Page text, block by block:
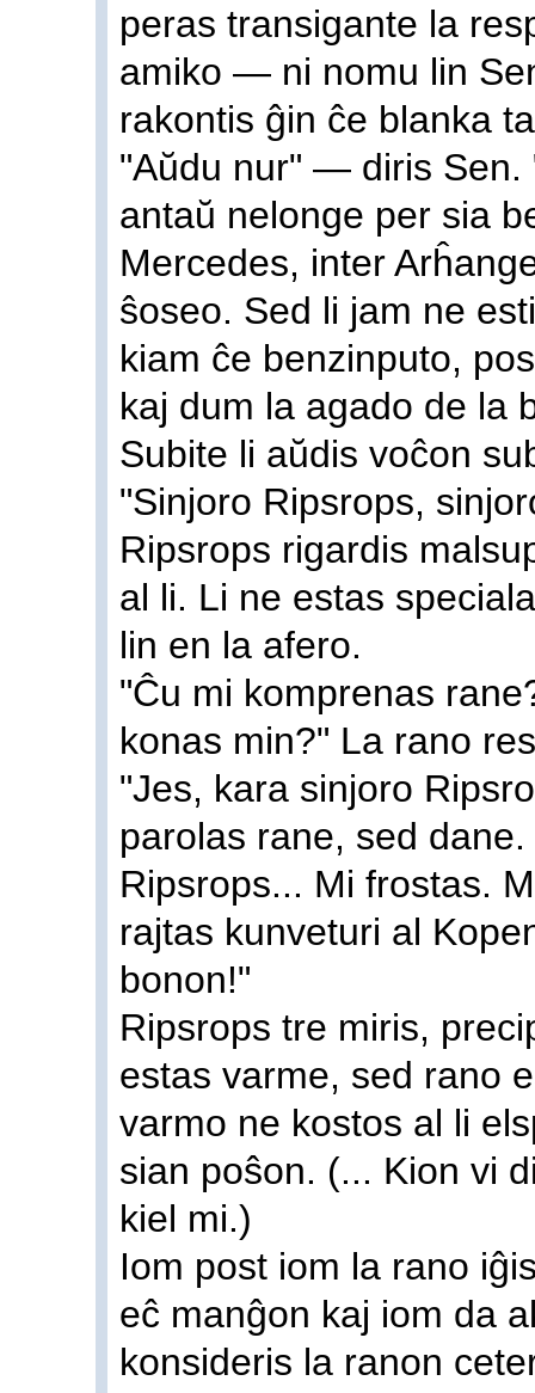
peras transigante la
amiko — ni nomu lin
rakontis ĝin ĉe blanka
"Aŭdu nur" — diris Sen.
antaŭ nelonge per sia
Mercedes, inter
ŝoseo. Sed li jam ne
kiam ĉe benzinputo,
kaj dum la agado de la
Subite li aŭdis voĉon
"Sinjoro Ripsrops,
Ripsrops rigardis
al li. Li ne estas
lin en la afero.
"Ĉu mi komprenas
konas min?" La rano
"Jes, kara sinjoro
parolas rane, sed
Ripsrops... Mi frostas.
rajtas kunveturi al
bonon!"
Ripsrops tre miris,
estas varme, sed rano
varmo ne kostos al li
sian poŝon. (... Kion vi
kiel mi.)
Iom post iom la rano
eĉ manĝon kaj iom da
konsideris la ranon